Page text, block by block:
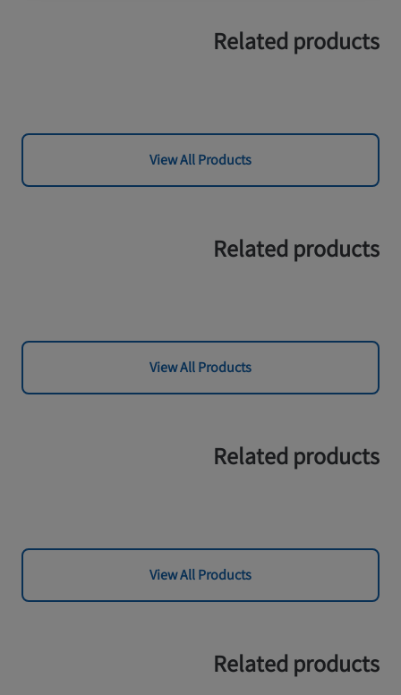
Related products
View All Products
Related products
View All Products
Related products
View All Products
Related products